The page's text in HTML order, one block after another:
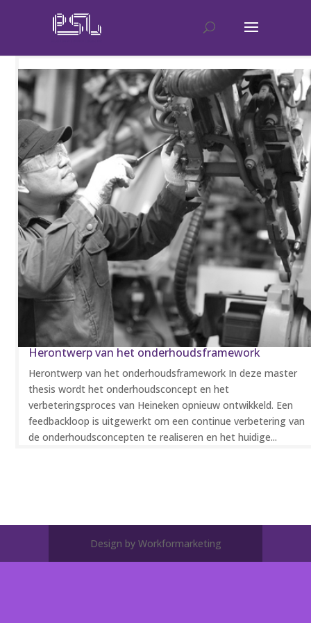
Herontwerp van het onderhoudsframework
Herontwerp van het onderhoudsframework In deze master
thesis wordt het onderhoudsconcept en het
verbeteringsproces van Heineken opnieuw ontwikkeld. Een
feedbackloop is uitgewerkt om een ​​continue verbetering van
de onderhoudsconcepten te realiseren en het huidige...
Design by Workformarketing